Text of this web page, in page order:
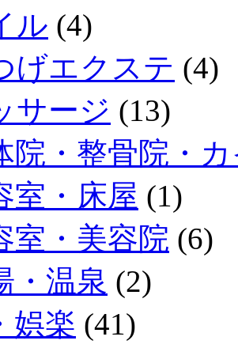
ル (4)
げエクステ (4)
サージ (13)
院・整骨院・
室・床屋 (1)
室・美容院 (6)
・温泉 (2)
娯楽 (41)